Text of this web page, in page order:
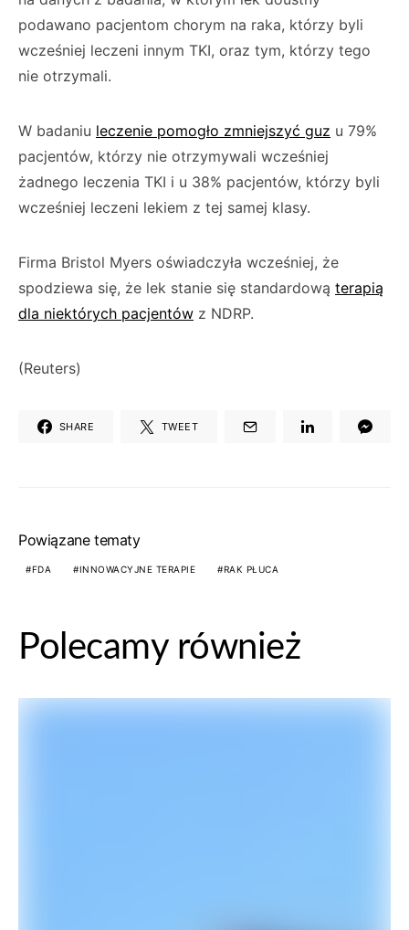
podawano pacjentom chorym na raka, którzy byli
wcześniej leczeni innym TKI, oraz tym, którzy tego
nie otrzymali.
W badaniu leczenie pomogło zmniejszyć guz u 79%
pacjentów, którzy nie otrzymywali wcześniej
żadnego leczenia TKI i u 38% pacjentów, którzy byli
wcześniej leczeni lekiem z tej samej klasy.
Firma Bristol Myers oświadczyła wcześniej, że
spodziewa się, że lek stanie się standardową terapią
dla niektórych pacjentów z NDRP.
(Reuters)
SHARE TWEET
Powiązane tematy
FDA INNOWACYJNE TERAPIE RAK PŁUCA
Polecamy również